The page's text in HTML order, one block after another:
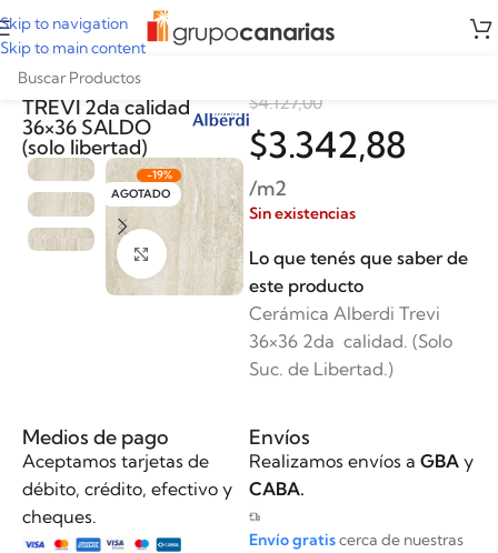
Skip to navigation
Skip to main content
Cerámica Alberdi
TREVI 2da calidad
36×36 SALDO
(solo libertad)
-19%
AGOTADO
Clickee para agrandar
$4.127,00
$3.342,88
/m2
Sin existencias
Lo que tenés que saber de
este producto
Cerámica Alberdi Trevi
36×36 2da calidad. (Solo
Suc. de Libertad.)
Medios de pago
Aceptamos tarjetas de
débito, crédito, efectivo y
cheques.
Envíos
Realizamos envíos a GBAy
CABA.
Envío gratiscerca de nuestras